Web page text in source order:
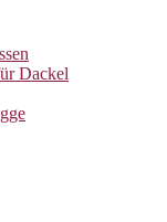
Dackel